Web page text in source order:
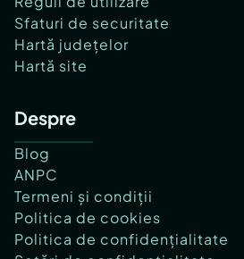
Sfaturi de securitate
Hartă județelor
Hartă site
Despre
Blog
ANPC
Termeni și condiții
Politica de cookies
Politica de confidențialitate